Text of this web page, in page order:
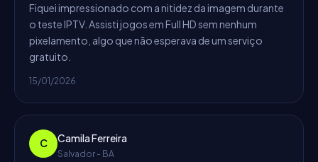
Fiquei impressionado com a nitidez da imagem durante
o teste IPTV. Assisti jogos em Full HD sem nenhum
pixelamento, algo que não esperava de um serviço
gratuito.
15/01/2026
C Camila Ferreira
Salvador - BA